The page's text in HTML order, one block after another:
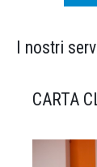
I nostri
CARTA